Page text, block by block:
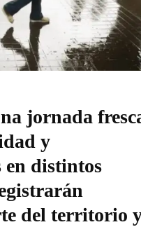
jornada
y
en distintos
del territorio